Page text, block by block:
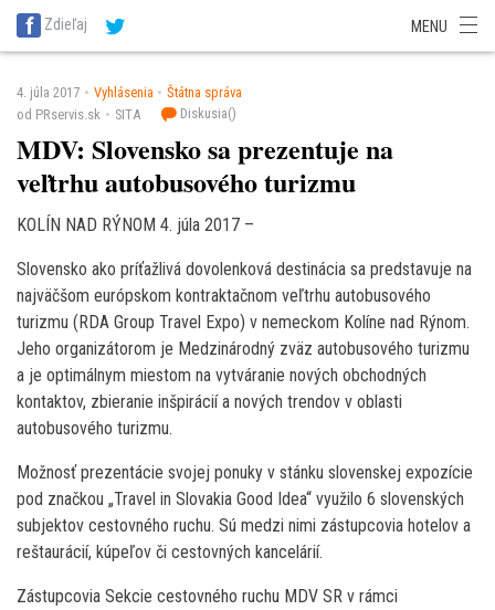
SITA Energetika
SITA Potravinárstvo
Zdieľaj MENU
4. júla 2017 Vyhlásenia
Štátna správa
od PRservis.sk
SITA Diskusia()
MDV: Slovensko sa prezentuje na
veľtrhu autobusového turizmu
KOLÍN NAD RÝNOM 4. júla 2017 –
Slovensko ako príťažlivá dovolenková destinácia sa predstavuje na
najväčšom európskom kontraktačnom veľtrhu autobusového
turizmu (RDA Group Travel Expo) v nemeckom Kolíne nad Rýnom.
Jeho organizátorom je Medzinárodný zväz autobusového turizmu
a je optimálnym miestom na vytváranie nových obchodných
kontaktov, zbieranie inšpirácií a nových trendov v oblasti
autobusového turizmu.
Možnosť prezentácie svojej ponuky v stánku slovenskej expozície
pod značkou „Travel in Slovakia Good Idea“ využilo 6 slovenských
subjektov cestovného ruchu. Sú medzi nimi zástupcovia hotelov a
reštaurácií, kúpeľov či cestovných kancelárií.
Zástupcovia Sekcie cestovného ruchu MDV SR v rámci